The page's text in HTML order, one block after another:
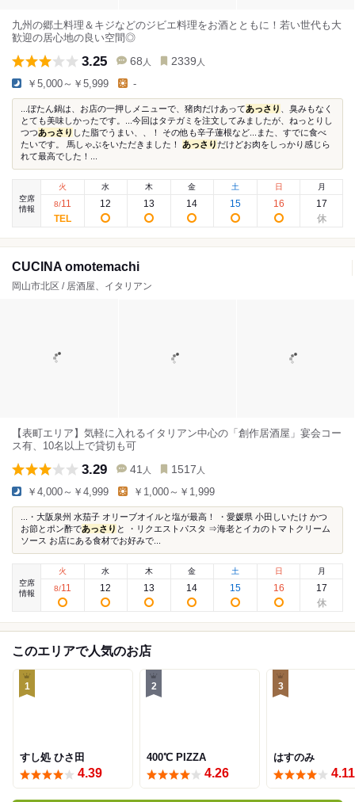
九州の郷土料理＆キジなどのジビエ料理をお酒とともに！若い世代も大
歓迎の居心地の良い空間◎
3.25 68 人 2339 人
￥5,000～￥5,999 -
...ぼたん鍋は、お店の一押しメニューで、猪肉だけあってあっさり
、臭みもなく
とても美味しかったです。...今回はタテガミを注文してみましたが、ねっとりし
つつあっさり した脂でうまい、、！ その他も辛子蓮根など...また、すでに食べ
たいです。 馬しゃぶをいただきました！ あっさりだけどお肉をしっかり感じら
れて最高でした！...
空席
情報
火
8/11
水
12
木
13
金
14
土
15
日
16
月
17
CUCINA omotemachi
岡山市北区 / 居酒屋、イタリアン
【表町エリア】気軽に入れるイタリアン中心の「創作居酒屋」宴会コー
ス有、10名以上で貸切も可
3.29 41 人 1517 人
￥4,000～￥4,999 ￥1,000～￥1,999
...・大阪泉州 水茄子 オリーブオイルと塩が最高！ ・愛媛県 小田しいたけ かつ
お節とポン酢であっさり と ・リクエストパスタ ⇒海老とイカのトマトクリーム
ソース お店にある食材でお好みで...
空席
情報
火
8/11
水
12
木
13
金
14
土
15
日
16
月
17
このエリアで人気のお店
1
すし処 ひさ田
4.39
2
400℃ PIZZA
4.26
3
はすのみ
4.11